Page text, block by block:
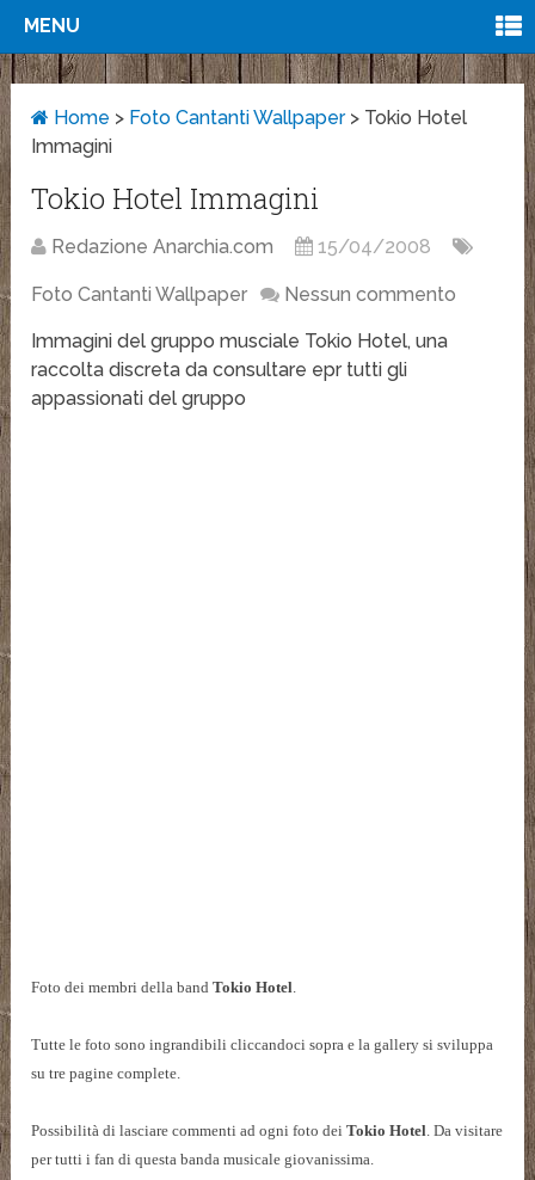
MENU
Home > Foto Cantanti Wallpaper> Tokio Hotel
Immagini
Tokio Hotel Immagini
Redazione Anarchia.com 15/04/2008
Foto Cantanti Wallpaper Nessun commento
Immagini del gruppo musciale Tokio Hotel, una
raccolta discreta da consultare epr tutti gli
appassionati del gruppo
Foto dei membri della bandTokio Hotel.
Tutte le foto sono ingrandibili cliccandoci sopra e la gallery si sviluppa
su tre pagine complete.
Possibilità di lasciare commenti ad ogni foto deiTokio Hotel. Da visitare
per tutti i fan di questa banda musicale giovanissima.